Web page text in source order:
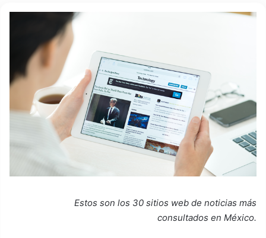
Estos son los 30 sitios web de noticias más
consultados en México.